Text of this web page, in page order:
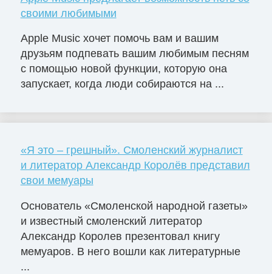
своими любимыми
Apple Music хочет помочь вам и вашим
друзьям подпевать вашим любимым песням
с помощью новой функции, которую она
запускает, когда люди собираются на ...
«Я это – грешный». Смоленский журналист
и литератор Александр Королёв представил
свои мемуары
Основатель «Смоленской народной газеты»
и известный смоленский литератор
Александр Королев презентовал книгу
мемуаров. В него вошли как литературные
...